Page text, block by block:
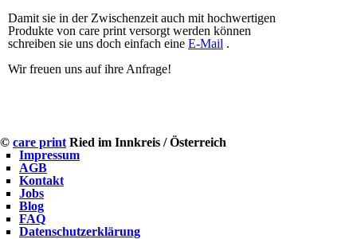
Damit sie in der Zwischenzeit auch mit hochwertigen
Produkte von care print versorgt werden können
schreiben sie uns doch einfach eine E-Mail .
Wir freuen uns auf ihre Anfrage!
© care print Ried im Innkreis / Österreich
Impressum
AGB
Kontakt
Jobs
Blog
FAQ
Datenschutzerklärung